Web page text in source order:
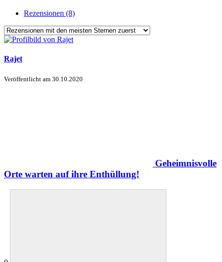
Rezensionen (8)
Rajet
Veröffentlicht am 30.10.2020
Geheimnisvolle
Orte warten auf ihre Enthüllung!